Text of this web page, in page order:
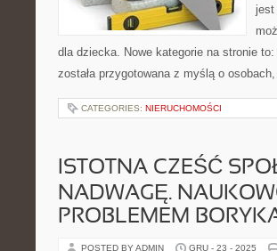
jest
dla dziecka. Nowe kategorie na stronie
została przygotowana z myślą o
CATEGORIES: NIERUCHOMOŚCI
ISTOTNA CZEŚĆ
NADWAGĘ.
PROBLEMEM
POSTED BY ADMIN GRU - 23 - 2025